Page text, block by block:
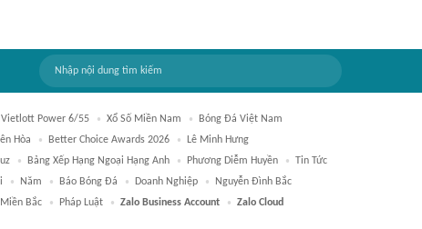
Vietlott Power 6/55 Xổ Số Miền Nam
Bóng Đá Việt Nam
Hòa Better Choice Awards 2026
Lê Minh Hưng
Bảng Xếp Hạng Ngoại Hạng Anh Phương Diễm Huyền
Tin Tức
Năm Báo Bóng Đá Doanh Nghiệp
Nguyễn Đình Bắc
Bắc Pháp Luật Zalo Business Account Zalo Cloud